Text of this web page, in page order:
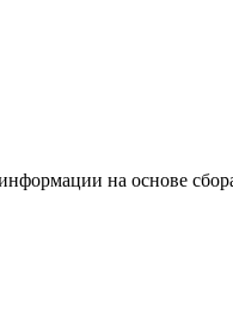
на основе